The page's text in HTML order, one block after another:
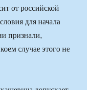
от российской
для начала
признали,
случае этого не